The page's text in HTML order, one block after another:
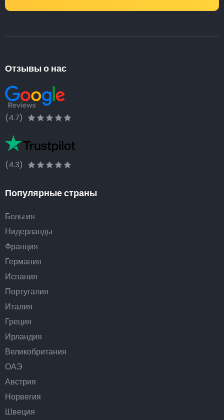
Отзывы о нас
(4.7)
(4.3)
Популярные страны
Бельгия
Нидерланды
Франция
Германия
Испания
Португалия
Италия
Греция
Ирландия
Великобритания
ОАЭ
Австрия
Норвегия
Швеция